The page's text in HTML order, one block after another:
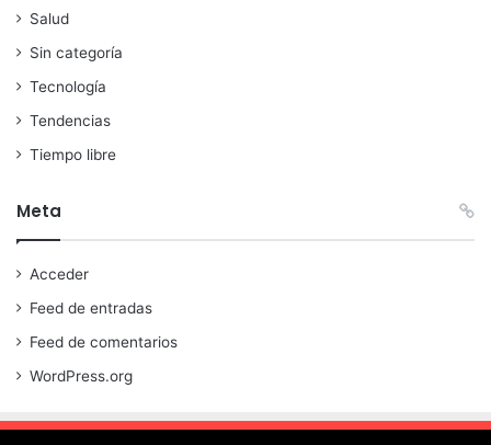
Salud
Sin categoría
Tecnología
Tendencias
Tiempo libre
Meta
Acceder
Feed de entradas
Feed de comentarios
WordPress.org